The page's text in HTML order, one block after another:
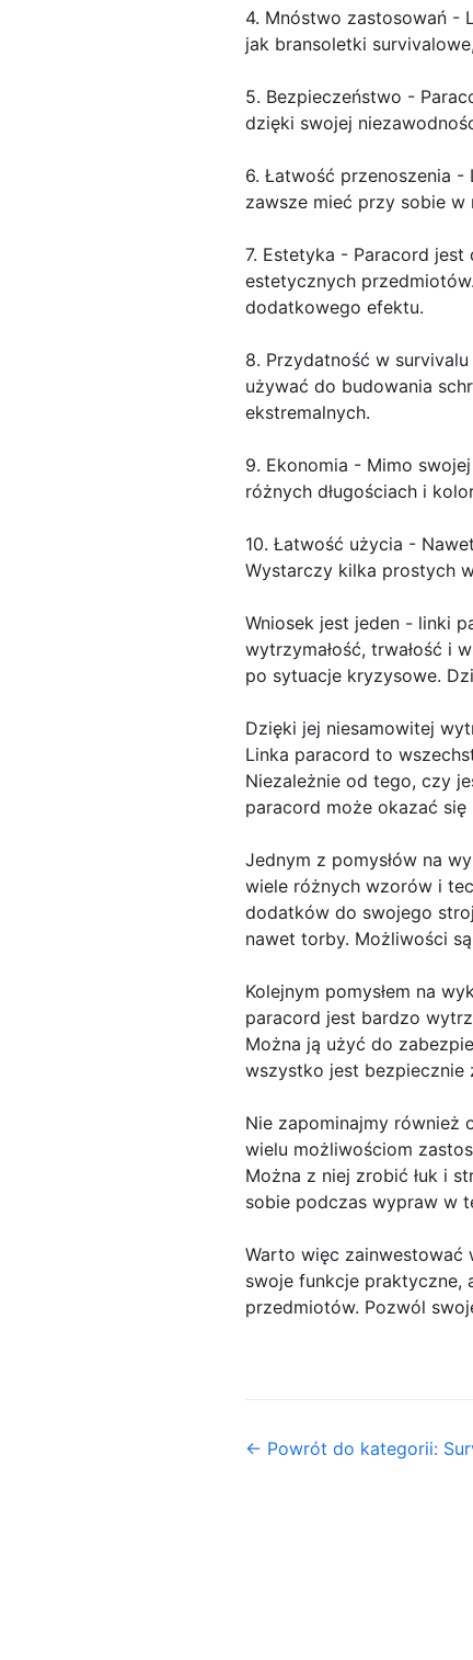
4. Mnóstwo zastosowań -
jak bransoletki
5. Bezpieczeństwo -
dzięki swojej
6. Łatwość przenoszenia -
zawsze mieć przy sobie
7. Estetyka - Paracord
estetycznych
dodatkowego efektu.
8. Przydatność w
używać do budowania
ekstremalnych.
9. Ekonomia - Mimo
różnych długościach i
10. Łatwość użycia -
Wystarczy kilka prostych
Wniosek jest jeden - linki
wytrzymałość, trwałość i
po sytuacje kryzysowe.
Dzięki jej niesamowitej
Linka paracord to
Niezależnie od tego, czy
paracord może okazać
Jednym z pomysłów na
wiele różnych wzorów i
dodatków do swojego
nawet torby. Możliwości
Kolejnym pomysłem na
paracord jest bardzo
Można ją użyć do
wszystko jest bezpiecznie
Nie zapominajmy również
wielu możliwościom
Można z niej zrobić łuk i
sobie podczas wypraw w
Warto więc zainwestować
swoje funkcje praktyczne,
przedmiotów. Pozwól
← Powrót do kategorii: